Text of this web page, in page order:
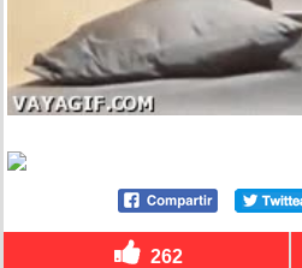
262